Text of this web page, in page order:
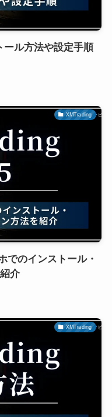
ール方法や設定手順
XMTrading
でのインストール・
介
XMTrading